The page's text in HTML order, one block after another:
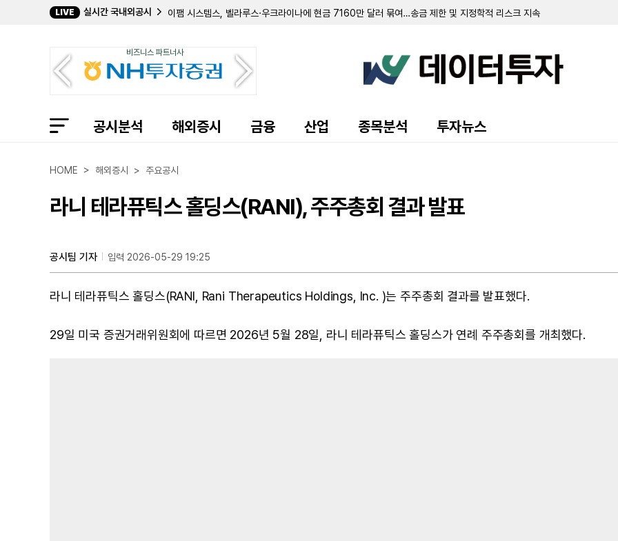
LIVE 실시간 국내외공시
이팸 시스템스, 벨라루스·우크라이나에 현금 7160만 달러 묶여…송금 제한 및 지정학적 리스크 지속
ATI, 4억 5000만 달러 규모 선순위 채권 발행…2027년 만기 채권 조기 상환
일리노이 툴 웍스, 상반기 순이익 15억 8300만 달러…전년비 8.8% 증가
SB 파이낸셜 그룹, 2분기 순이익 450만 달러 기록…상반기 누적 순이익 879만 달러 달성
타르가 리소시스, 12억 5000만 달러 규모 스테이크홀더 미드스트림 인수 완료
비즈니스 파트너사
공시분석 해외증시 금융 산업 종목분석 투자뉴스
HOME > 해외증시 > 주요공시
라니 테라퓨틱스 홀딩스(RANI), 주주총회 결과 발표
공시팀 기자 입력 2026-05-29 19:25
라니 테라퓨틱스 홀딩스(RANI, Rani Therapeutics Holdings, Inc. )는 주주총회 결과를 발표했다.
29일 미국 증권거래위원회에 따르면 2026년 5월 28일, 라니 테라퓨틱스 홀딩스가 연례 주주총회를 개최했다.